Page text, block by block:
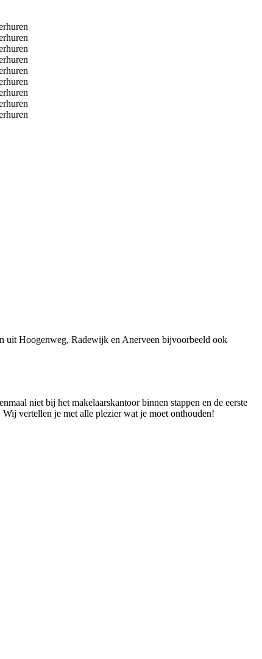
uit Hoogenweg, Radewijk en Anerveen bijvoorbeeld ook
niet bij het makelaarskantoor binnen stappen en de eerste
vertellen je met alle plezier wat je moet onthouden!